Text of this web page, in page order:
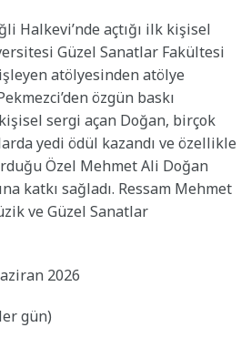
Halkevi’nde açtığı ilk kişisel
Güzel Sanatlar Fakültesi
atölyesinden atölye
özgün baskı
sergi açan Doğan, birçok
yedi ödül kazandı ve özellikle
Özel Mehmet Ali Doğan
katkı sağladı. Ressam Mehmet
ve Güzel Sanatlar
2026
gün)